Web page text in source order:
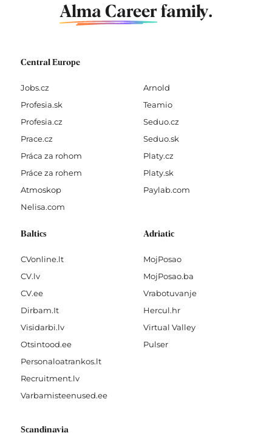
Alma Career family.
Central Europe
Jobs.cz
Profesia.sk
Profesia.cz
Prace.cz
Práca za rohom
Práce za rohem
Atmoskop
Nelisa.com
Arnold
Teamio
Seduo.cz
Seduo.sk
Platy.cz
Platy.sk
Paylab.com
Baltics
CVonline.lt
CV.lv
CV.ee
Dirbam.It
Visidarbi.lv
Otsintood.ee
Personaloatrankos.lt
Recruitment.lv
Varbamisteenused.ee
Adriatic
MojPosao
MojPosao.ba
Vrabotuvanje
Hercul.hr
Virtual Valley
Pulser
Scandinavia